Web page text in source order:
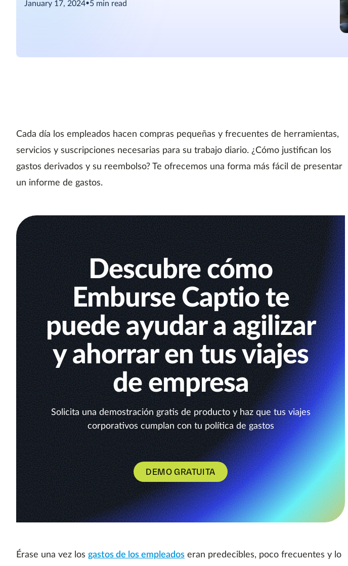
January 17, 2024•5 min read
Cada día los empleados hacen compras pequeñas y frecuentes de herramientas,
servicios y suscripciones necesarias para su trabajo diario. ¿Cómo justifican los
gastos derivados y su reembolso? Te ofrecemos una forma más fácil de presentar
un informe de gastos.
Descubre cómo
Emburse Captio te
puede ayudar a agilizar
y ahorrar en tus viajes
de empresa
Solicita una demostración gratis de producto y haz que tus viajes
corporativos cumplan con tu política de gastos
DEMO GRATUITA
Érase una vez los gastos de los empleados eran predecibles, poco frecuentes y lo